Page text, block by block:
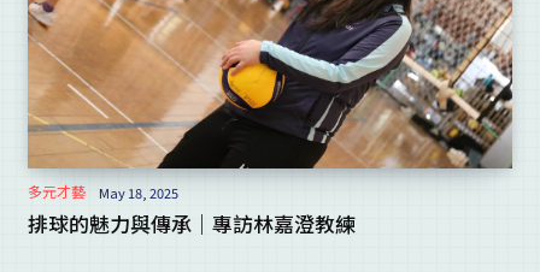
多元才藝 May 18, 2025
排球的魅力與傳承｜專訪林嘉澄教練